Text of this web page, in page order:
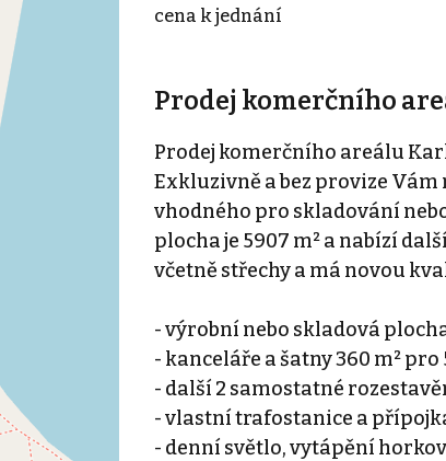
cena k jednání
Prodej komerčního
Prodej komerčního areálu
Exkluzivně a bez provize
vhodného pro skladování
plocha je 5907 m² a nabízí
včetně střechy a má novou
- výrobní nebo skladová
- kanceláře a šatny 360 m²
- další 2 samostatné
- vlastní trafostanice a
- denní světlo, vytápění